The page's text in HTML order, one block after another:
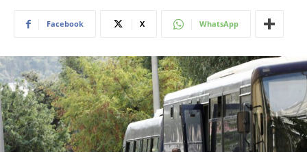
Facebook X WhatsApp